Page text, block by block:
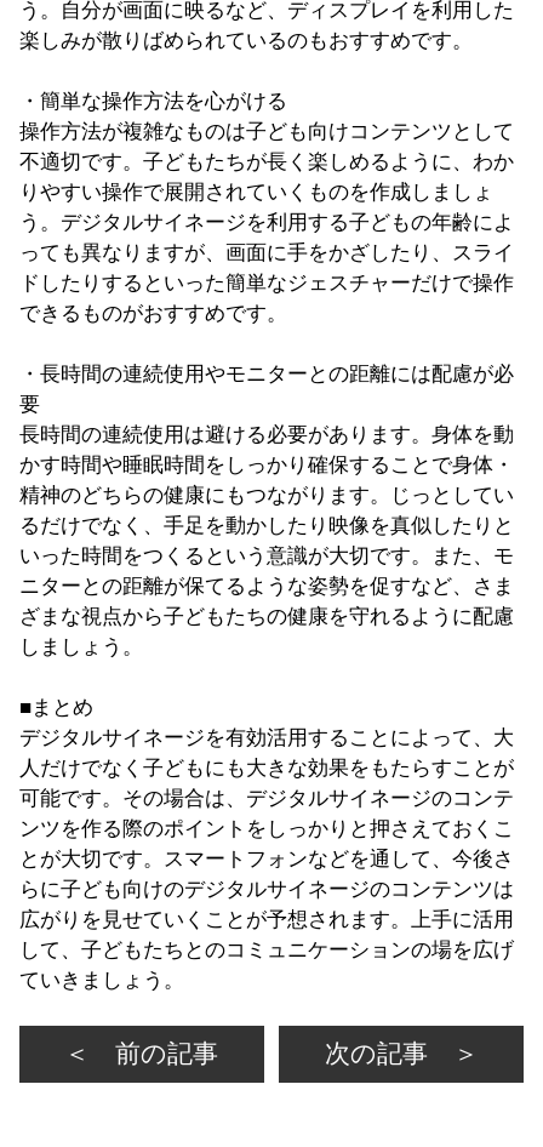
う。自分が画面に映るなど、ディスプレイを利用した
楽しみが散りばめられているのもおすすめです。
・簡単な操作方法を心がける
操作方法が複雑なものは子ども向けコンテンツとして
不適切です。子どもたちが長く楽しめるように、わか
りやすい操作で展開されていくものを作成しましょ
う。デジタルサイネージを利用する子どもの年齢によ
っても異なりますが、画面に手をかざしたり、スライ
ドしたりするといった簡単なジェスチャーだけで操作
できるものがおすすめです。
・長時間の連続使用やモニターとの距離には配慮が必
要
長時間の連続使用は避ける必要があります。身体を動
かす時間や睡眠時間をしっかり確保することで身体・
精神のどちらの健康にもつながります。じっとしてい
るだけでなく、手足を動かしたり映像を真似したりと
いった時間をつくるという意識が大切です。また、モ
ニターとの距離が保てるような姿勢を促すなど、さま
ざまな視点から子どもたちの健康を守れるように配慮
しましょう。
■まとめ
デジタルサイネージを有効活用することによって、大
人だけでなく子どもにも大きな効果をもたらすことが
可能です。その場合は、デジタルサイネージのコンテ
ンツを作る際のポイントをしっかりと押さえておくこ
とが大切です。スマートフォンなどを通して、今後さ
らに子ども向けのデジタルサイネージのコンテンツは
広がりを見せていくことが予想されます。上手に活用
して、子どもたちとのコミュニケーションの場を広げ
ていきましょう。
＜ 前の記事 次の記事 ＞